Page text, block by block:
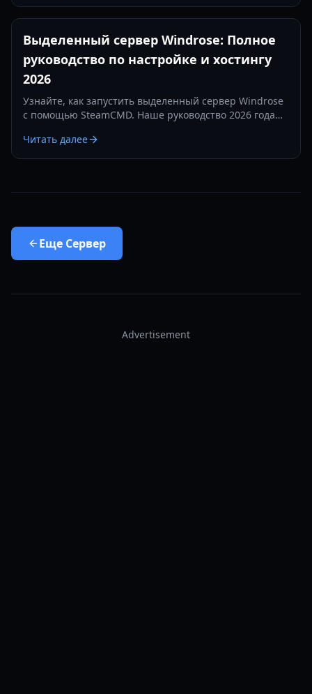
Выделенный сервер Windrose: Полное
руководство по настройке и хостингу
2026
Узнайте, как запустить выделенный сервер Windrose
с помощью SteamCMD. Наше руководство 2026 года
оптимизацию производительности для вашего
многопользовательского мира.
Читать далее
Еще Сервер
Advertisement